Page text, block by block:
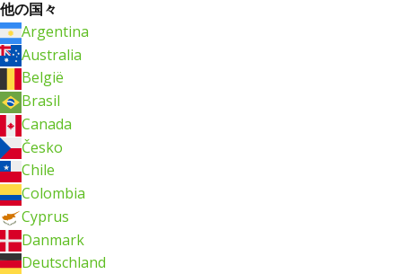
他の国々
Argentina
Australia
België
Brasil
Canada
Česko
Chile
Colombia
Cyprus
Danmark
Deutschland